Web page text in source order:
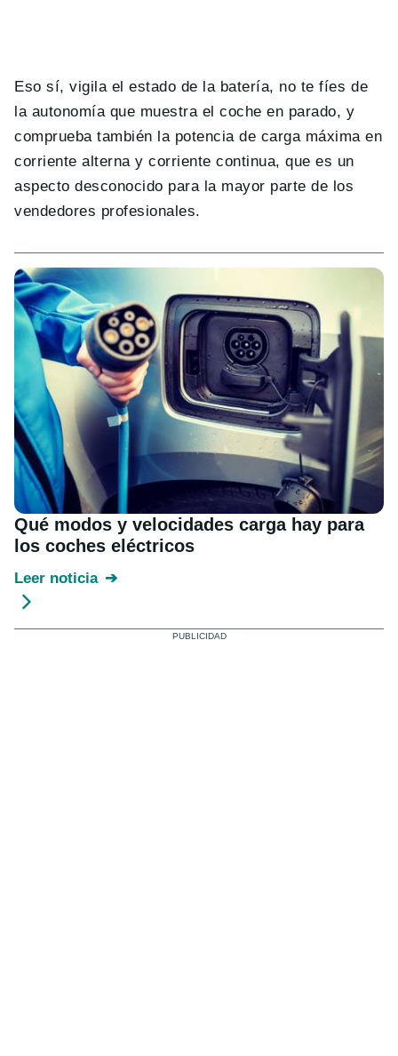
Eso sí, vigila el estado de la batería, no te fíes de
la autonomía que muestra el coche en parado, y
comprueba también la potencia de carga máxima en
corriente alterna y corriente continua, que es un
aspecto desconocido para la mayor parte de los
vendedores profesionales.
Qué modos y velocidades carga hay para
los coches eléctricos
Leer noticia